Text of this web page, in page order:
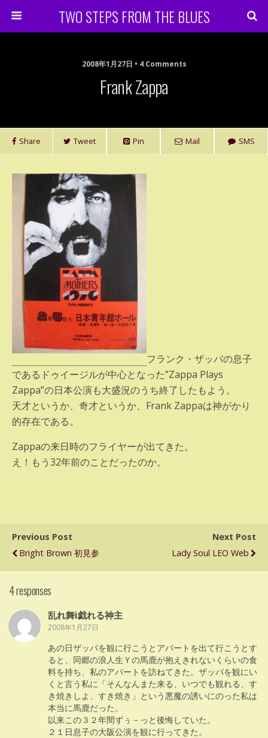
TWO STEPS FROM THE BLUES
2008年1月27日 • 4 Comments
Frank Zappa
Share Tweet Pin Mail SMS
フランク・ザッパの息子
であるドゥイージルが中心となった”Zappa Plays
Zappa”の日本公演も大盛況のうち終了したもよう。
天才というか、奇才というか、Frank Zappaは神がかり
的存在である。
Zappaの来日時のフライヤーが出てきた。
え！もう32年前のことだったのか。
Previous Post
Bright Brown 初見参
Next Post
Lady Soul LEO Web
4 responses
乱れ舞i戯れる神主
2008年1月27日
あの日ザッパを観に行こうとアパートを出て行こうとす
ると、同郷の浪人生Ｙの馬鹿が抱えきれないくらいの食
料を持ち、私のアパートを訪ねてきた。ザッパを観にい
くと言う私に「そんなんまた来る、いつでも観れる、す
き焼きしよ、すき焼き」という悪魔の誘いにのった私は
本当に馬鹿だった。
以来この３２年間ずぅ－っと後悔していた。
２１日息子の大阪公演を観に行ってきた。